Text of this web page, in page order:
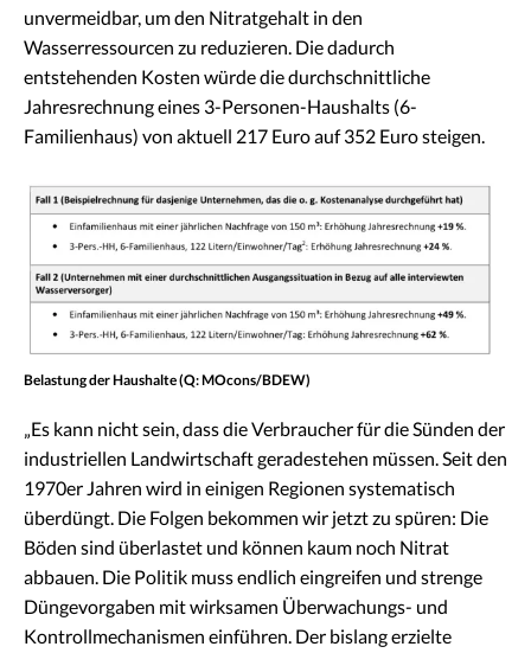
unvermeidbar, um den Nitratgehalt in den
Wasserressourcen zu reduzieren. Die dadurch
entstehenden Kosten würde die durchschnittliche
Jahresrechnung eines 3-Personen-Haushalts (6-
Familienhaus) von aktuell 217 Euro auf 352 Euro steigen.
Belastung der Haushalte (Q: MOcons/BDEW)
„Es kann nicht sein, dass die Verbraucher für die Sünden der
industriellen Landwirtschaft geradestehen müssen. Seit den
1970er Jahren wird in einigen Regionen systematisch
überdüngt. Die Folgen bekommen wir jetzt zu spüren: Die
Böden sind überlastet und können kaum noch Nitrat
abbauen. Die Politik muss endlich eingreifen und strenge
Düngevorgaben mit wirksamen Überwachungs- und
Kontrollmechanismen einführen. Der bislang erzielte